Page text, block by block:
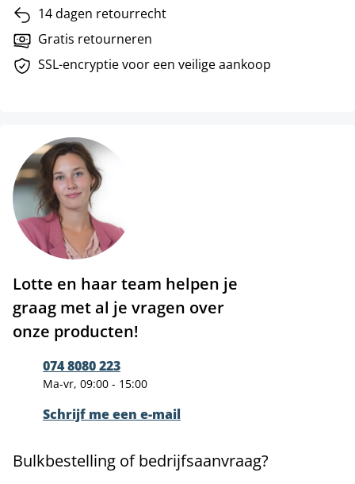
14 dagen retourrecht
Gratis retourneren
SSL-encryptie voor een veilige aankoop
Lotte en haar team helpen je
graag met al je vragen over
onze producten!
074 8080 223
Ma-vr, 09:00 - 15:00
Schrijf me een e-mail
Bulkbestelling of bedrijfsaanvraag?